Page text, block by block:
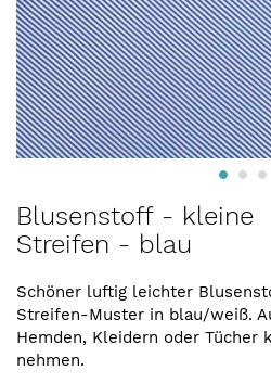
Zum
Anfang
der
springen
Blusenstoff - kleine
Streifen - blau
Schöner luftig leichter
Streifen-Muster in blau/weiß.
Hemden, Kleidern oder Tücher
nehmen.